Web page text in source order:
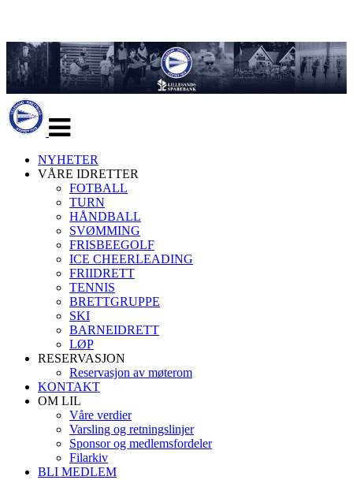
navigasjon
NYHETER
VÅRE IDRETTER
FOTBALL
TURN
HÅNDBALL
SVØMMING
FRISBEEGOLF
ICE CHEERLEADING
FRIIDRETT
TENNIS
BRETTGRUPPE
SKI
BARNEIDRETT
LØP
RESERVASJON
Reservasjon av møterom
KONTAKT
OM LIL
Våre verdier
Varsling og retningslinjer
Sponsor og medlemsfordeler
Filarkiv
BLI MEDLEM